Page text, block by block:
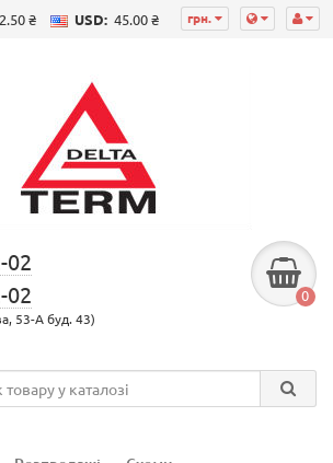
грн.
₴ USD: 45.00 ₴
02
02
53-А буд. 43)
0